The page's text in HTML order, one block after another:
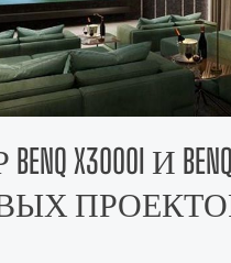
X3000I И